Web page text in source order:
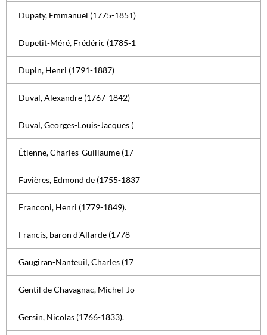
Dupaty, Emmanuel (1775-1851)
Dupetit-Méré, Frédéric (1785-1
Dupin, Henri (1791-1887)
Duval, Alexandre (1767-1842)
Duval, Georges-Louis-Jacques (
Étienne, Charles-Guillaume (17
Favières, Edmond de (1755-1837
Franconi, Henri (1779-1849).
Francis, baron d'Allarde (1778
Gaugiran-Nanteuil, Charles (17
Gentil de Chavagnac, Michel-Jo
Gersin, Nicolas (1766-1833).